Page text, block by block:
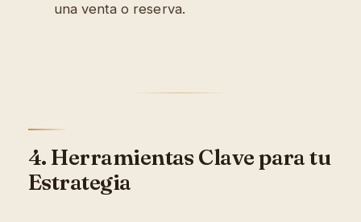
una venta o reserva.
4. Herramientas Clave para tu
Estrategia